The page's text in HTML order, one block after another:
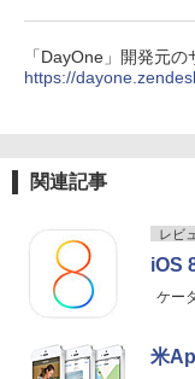
「DayOne」開発元の
https://
関連記事
レビ
iOS
ケー
米